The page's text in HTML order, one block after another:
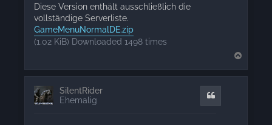
Diese Version enthält ausschließlich die
vollständige Serverliste.
GameMenuNormalDE.zip
(1.02 KiB) Downloaded 1498 times
p
SilentRider
Ehemalig